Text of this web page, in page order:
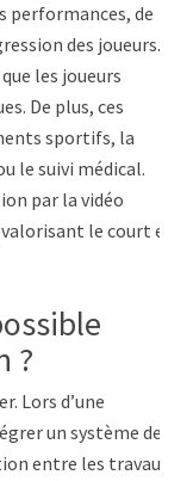
performances, de
des joueurs.
les joueurs
De plus, ces
sportifs, la
le suivi médical.
par la vidéo
le court et
?
Lors d’une
un système de
entre les travaux